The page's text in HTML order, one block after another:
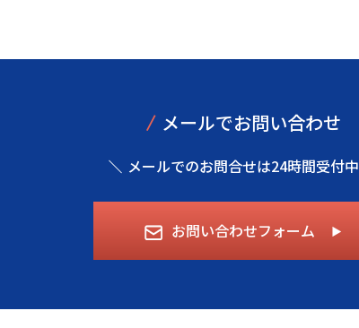
/ メールでお問い合わせ
メールでのお問合せは24時間受付中
お問い合わせフォーム ▶︎